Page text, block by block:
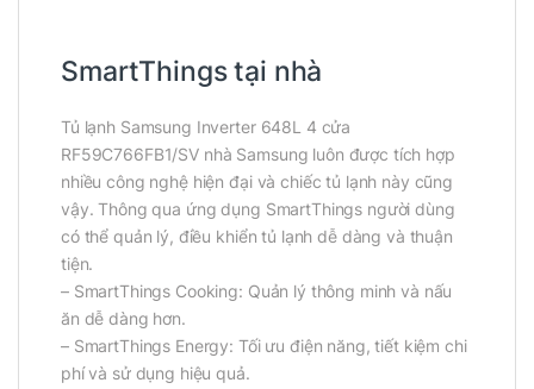
SmartThings tại nhà
Tủ lạnh Samsung Inverter 648L 4 cửa
RF59C766FB1/SV nhà Samsung luôn được tích hợp
nhiều công nghệ hiện đại và chiếc tủ lạnh này cũng
vậy. Thông qua ứng dụng SmartThings người dùng
có thể quản lý, điều khiển tủ lạnh dễ dàng và thuận
tiện.
– SmartThings Cooking: Quản lý thông minh và nấu
ăn dễ dàng hơn.
– SmartThings Energy: Tối ưu điện năng, tiết kiệm chi
phí và sử dụng hiệu quả.